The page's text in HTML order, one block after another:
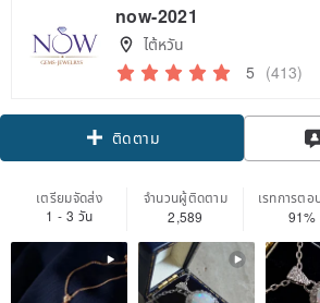
now-2021
ไต้หวัน
5 (413)
ติดตาม
เตรียมจัดส่ง
1 - 3 วัน
จำนวนผู้ติดตาม
2,589
เรทการต
91%